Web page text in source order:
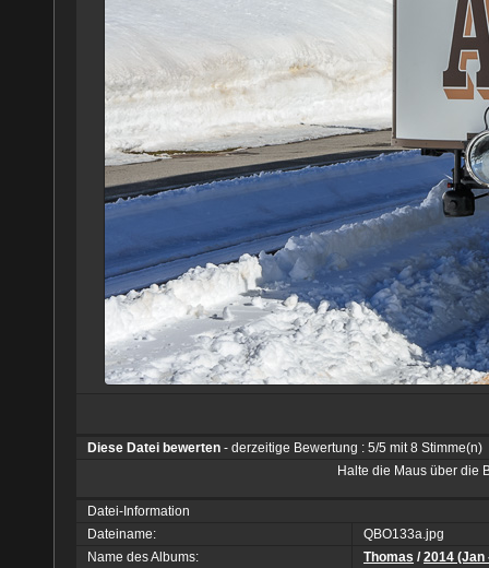
Diese Datei bewerten - derzeitige Bewertung : 5/5 mit 8 Stimme(n)
Halte die Maus über die
Datei-Information
Dateiname:
QBO133a.jpg
Name des Albums:
Thomas /2014 (Jan